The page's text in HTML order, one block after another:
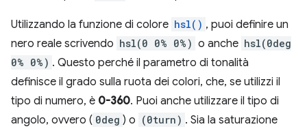
Utilizzando la funzione di colore hsl() , puoi definire un
nero reale scrivendo hsl(0 0% 0%) o anche hsl(0deg
0% 0%) . Questo perché il parametro di tonalità
definisce il grado sulla ruota dei colori, che, se utilizzi il
tipo di numero, è 0-360. Puoi anche utilizzare il tipo di
angolo, ovvero ( 0deg ) o (0turn) . Sia la saturazione